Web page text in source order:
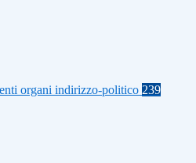
organi indirizzo-politico 239